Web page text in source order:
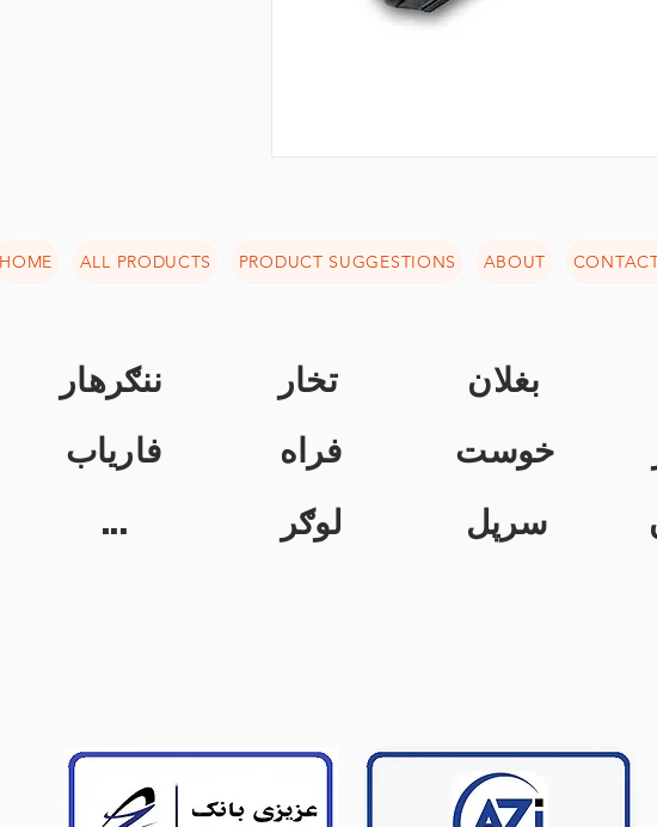
HOME ALL PRODUCTS PRODUCT SUGGESTIONS ABOUT
ننګرهار تخار بغلان
فاریاب
فراه خوست
...
لوګر سرپل